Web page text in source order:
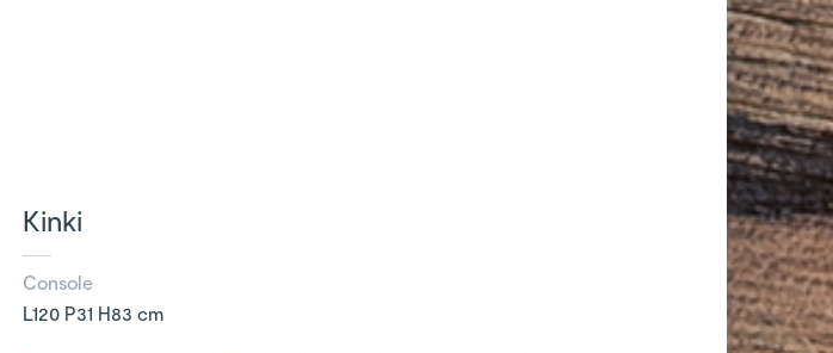
Kinki
Console
L120 P31 H83 cm